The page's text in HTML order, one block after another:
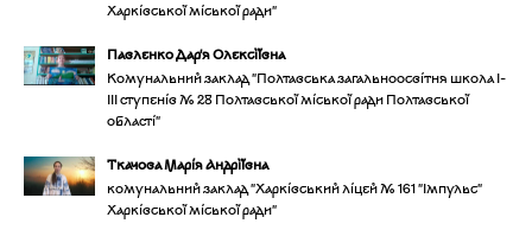
Харківської міської ради"
Павленко Дар'я Олексіївна
Комунальний заклад "Полтавська загальноосвітня школа І-
ІІІ ступенів № 28 Полтавської міської ради Полтавської
області"
Ткачова Марія Андріївна
комунальний заклад "Харківський ліцей № 161 "Імпульс"
Харківської міської ради"